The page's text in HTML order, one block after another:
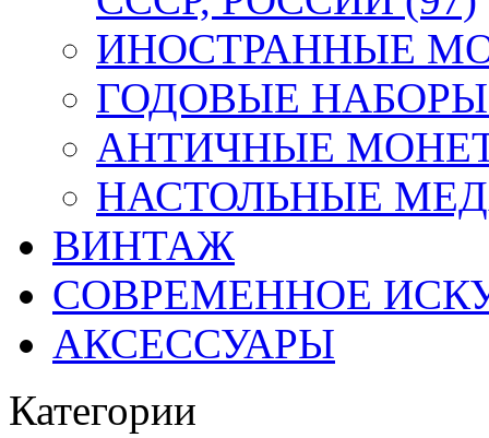
ИНОСТРАННЫЕ
ГОДОВЫЕ НАБОРЫ
АНТИЧНЫЕ
НАСТОЛЬНЫЕ
ВИНТАЖ
СОВРЕМЕННОЕ
АКСЕССУАРЫ
Категории